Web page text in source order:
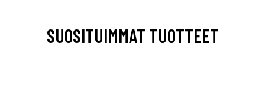
SUOSITUIMMAT TUOTTEET